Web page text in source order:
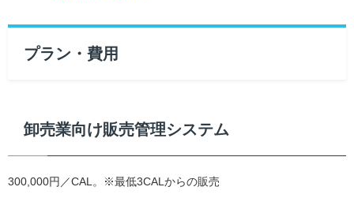
プラン・費用
卸売業向け販売管理システム
300,000円／CAL。※最低3CALからの販売